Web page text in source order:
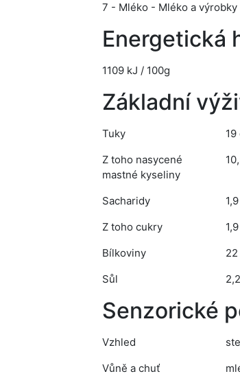
7 - Mléko - Mléko a
Energetická
1109 kJ / 100g
Základní
Tuky
19
Z toho nasycené
mastné kyseliny
Sacharidy
Z toho cukry
Bílkoviny
Sůl
Senzorické
Vzhled
Vůně a chuť